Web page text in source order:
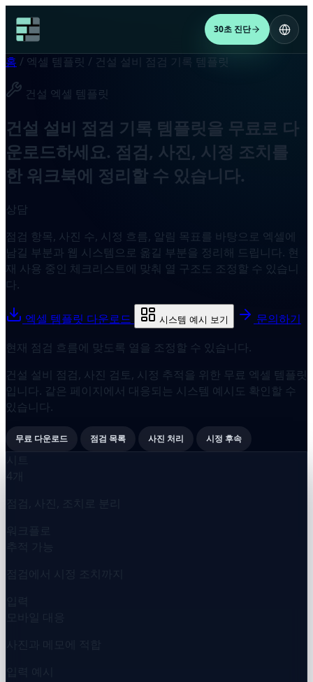
30초 진단
홈 / 엑셀 템플릿 / 건설 설비 점검 기록 템플릿
건설 엑셀 템플릿
건설 설비 점검 기록 템플릿을 무료로 다
운로드하세요. 점검, 사진, 시정 조치를
한 워크북에 정리할 수 있습니다.
상담
점검 항목, 사진 수, 시정 흐름, 알림 목표를 바탕으로 엑셀에
남길 부분과 웹 시스템으로 옮길 부분을 정리해 드립니다. 현
재 사용 중인 체크리스트에 맞춰 열 구조도 조정할 수 있습니
다.
엑셀 템플릿 다운로드 시스템 예시 보기
문의하기
현재 점검 흐름에 맞도록 열을 조정할 수 있습니다.
건설 설비 점검, 사진 검토, 시정 추적을 위한 무료 엑셀 템플릿
입니다. 같은 페이지에서 대응되는 시스템 예시도 확인할 수
있습니다.
무료 다운로드 점검 목록 사진 처리 시정 후속
시트
4개
점검, 사진, 조치로 분리
워크플로
추적 가능
점검에서 시정 조치까지
입력
입력 예시